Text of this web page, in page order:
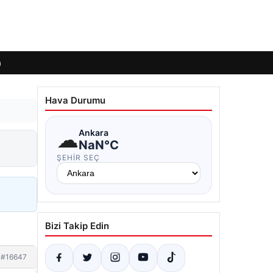
#16647
Hava Durumu
☁Ankara
NaN°C
ŞEHIR SEÇ
Bizi Takip Edin